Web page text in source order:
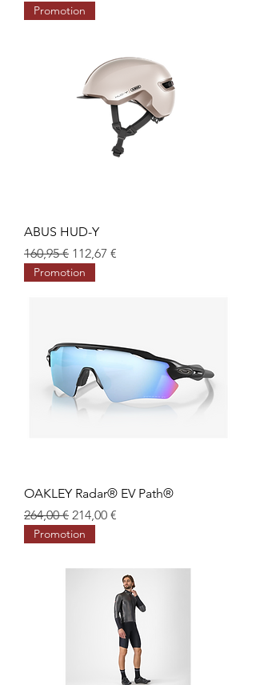
Promotion
ABUS HUD-Y
Prix original
160,95 € Prix promotionnel
112,67 €
Promotion
OAKLEY Radar® EV Path®
Prix original
264,00 € Prix promotionnel
214,00 €
Promotion